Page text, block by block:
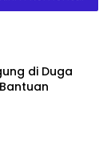
di Duga